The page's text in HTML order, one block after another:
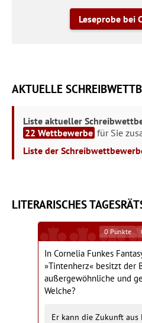
Leseprobe bei
AKTUELLE
Liste aktueller
22 Wettbewerbe für Sie
Liste der
LITERARISCHES
0 Punkte
In Cornelia Funkes
»Tintenherz« besitzt der
außergewöhnliche und
Welche?
Er kann die Zukunft aus